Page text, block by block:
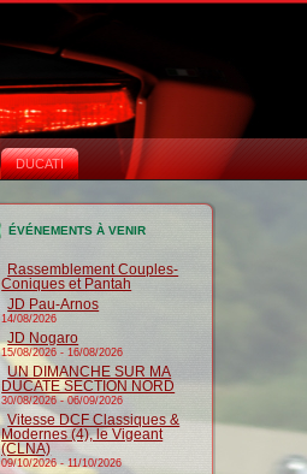
DUCATI
ÉVÉNEMENTS À VENIR
Rassemblement Couples-
Coniques et Pantah
JD Pau-Arnos
14/08/2026
JD Nogaro
15/08/2026 -16/08/2026
UN DIMANCHE SUR MA
DUCATE SECTION NORD
30/08/2026-06/09/2026
Vitesse DCF Classiques &
Modernes (4), le Vigeant
(CLNA)
09/10/2026-11/10/2026